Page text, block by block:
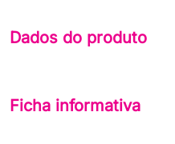
Dados do produto
Ficha informativa